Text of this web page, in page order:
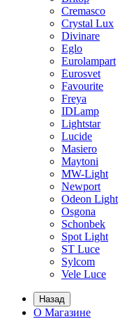
Cremasco
Crystal Lux
Divinare
Eglo
Eurolampart
Eurosvet
Favourite
Freya
IDLamp
Lightstar
Lucide
Masiero
Maytoni
MW-Light
Newport
Odeon Light
Osgona
Schonbek
Spot Light
ST Luce
Sylcom
Vele Luce
Назад
О Магазине